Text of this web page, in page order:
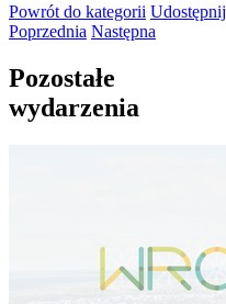
Powrót do kategorii Udostępnij
Poprzednia Następna
Pozostałe
wydarzenia